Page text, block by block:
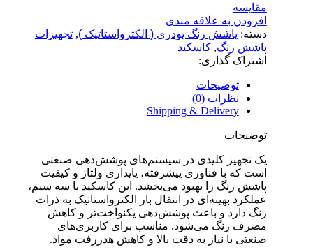
مقایسه
افزودن به علاقه مندی
دسته: پاشش رنگ پودری ( الکترواستاتیک ), تجهیزات
پاشش رنگ, کاسکید
اشتراک گذاری:
توضیحات
نظرات (0)
Shipping & Delivery
توضیحات
یک تجهیز کلیدی در سیستم‌های پوشش‌دهی صنعتی
است که با فناوری پیشرفته، پایداری ولتاژ و کیفیت
پاشش رنگ را بهبود می‌بخشد. این کاسکید با سه سیم،
عملکرد بهینه‌ای در انتقال بار الکترواستاتیک به ذرات
رنگ دارد و باعث پوشش‌دهی یکنواخت‌تر و کاهش
مصرف رنگ می‌شود. مناسب برای کاربری‌های
صنعتی با نیاز به دقت بالا و کاهش هدررفت مواد.